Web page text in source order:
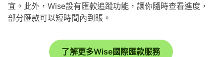
宜。此外，Wise設有匯款追蹤功能，讓你隨時查看進度，
部分匯款可以短時間內到賬。
了解更多Wise國際匯款服務